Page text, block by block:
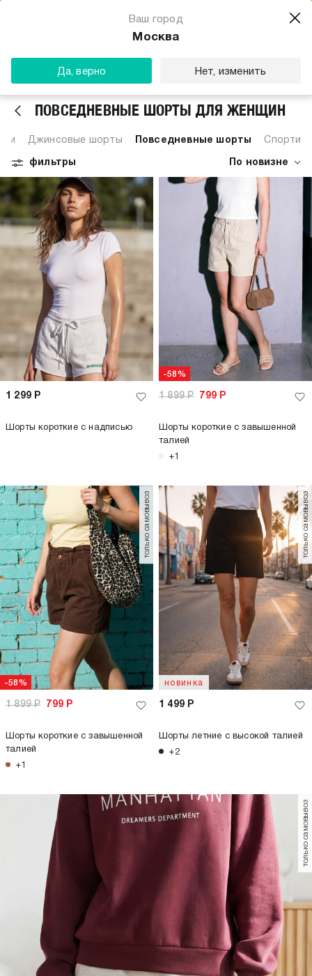
Ваш город
Москва
Да, верно Нет, изменить
ПОВСЕДНЕВНЫЕ ШОРТЫ ДЛЯ ЖЕНЩИН
Джинсовые шорты Повседневные шорты
По новизне
фильтры
1 299 Р
Шорты короткие с надписью
-58%
1 899Р 799 Р
Шорты короткие с завышенной
талией
+1
-58%
только самовывоз
1 899Р 799 Р
Шорты короткие с завышенной
талией
+1
новинка
только самовывоз
1 499 Р
Шорты летние с высокой талией
+2
только самовывоз
Магазин одежды для тебя